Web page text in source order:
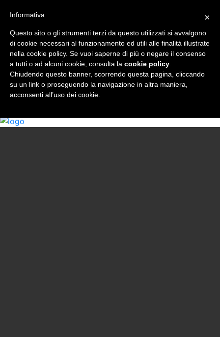
Who I am
Book
Universities Visited
Services
Blog
Faq
Contact
×
Informativa
Questo sito o gli strumenti terzi da questo utilizzati si avvalgono
di cookie necessari al funzionamento ed utili alle finalità illustrate
nella cookie policy. Se vuoi saperne di più o negare il consenso
a tutti o ad alcuni cookie, consulta la cookie policy
Chiudendo questo banner, scorrendo questa pagina, cliccando
su un link o proseguendo la navigazione in altra maniera,
acconsenti all’uso dei cookie.